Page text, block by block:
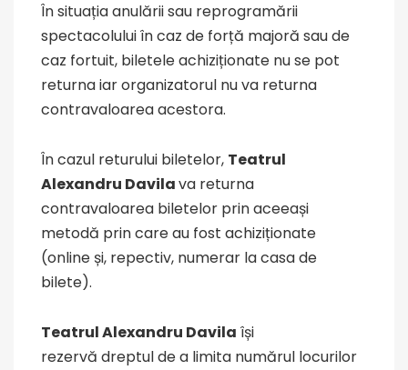
În situația anulării sau reprogramării
spectacolului în caz de forță majoră sau de
caz fortuit, biletele achiziționate nu se pot
returna iar organizatorul nu va returna
contravaloarea acestora.
În cazul returului biletelor, Teatrul
Alexandru Davilava returna
contravaloarea biletelor prin aceeași
metodă prin care au fost achiziționate
(online și, repectiv, numerar la casa de
bilete).
Teatrul Alexandru Davila își
rezervă dreptul de a limita numărul locurilor